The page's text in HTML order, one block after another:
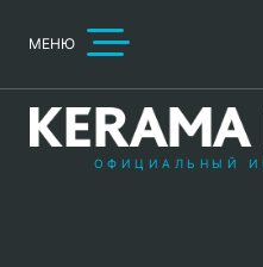
МЕНЮ
ОФИЦИАЛЬНЫЙ